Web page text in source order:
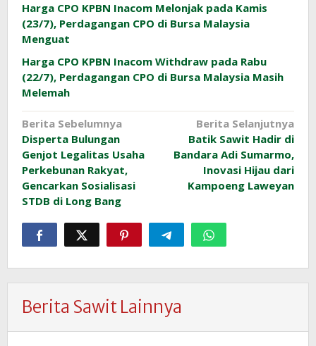
Harga CPO KPBN Inacom Melonjak pada Kamis
(23/7), Perdagangan CPO di Bursa Malaysia
Menguat
Harga CPO KPBN Inacom Withdraw pada Rabu
(22/7), Perdagangan CPO di Bursa Malaysia Masih
Melemah
Navigasi
pos
Berita Sebelumnya
Disperta Bulungan
Genjot Legalitas Usaha
Perkebunan Rakyat,
Gencarkan Sosialisasi
STDB di Long Bang
Berita Selanjutnya
Batik Sawit Hadir di
Bandara Adi Sumarmo,
Inovasi Hijau dari
Kampoeng Laweyan
Berita Sawit Lainnya